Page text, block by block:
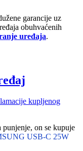
garancije uz
obuhvaćenih
uređaja.
kupljenog
punjenje, on se kupuje
USB-C 25W